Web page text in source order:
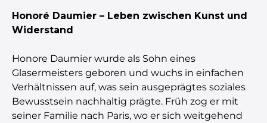
Honoré Daumier – Leben zwischen Kunst und
Widerstand
Honore Daumier wurde als Sohn eines
Glasermeisters geboren und wuchs in einfachen
Verhältnissen auf, was sein ausgeprägtes soziales
Bewusstsein nachhaltig prägte. Früh zog er mit
seiner Familie nach Paris, wo er sich weitgehend